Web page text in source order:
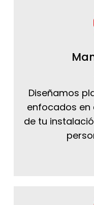
Diseñamos
enfocados en
de tu